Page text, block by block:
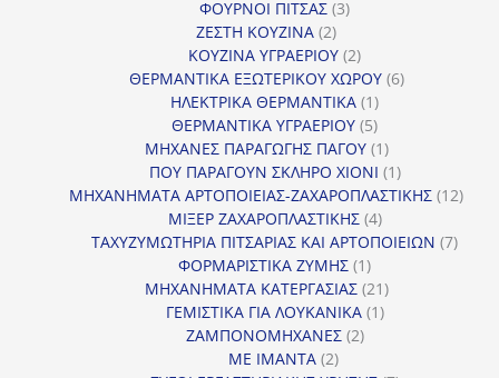
ΦΟΥΡΝΟΙ ΠΙΤΣΑΣ 33
ΖΕΣΤΗ ΚΟΥΖΙΝΑ 22
προϊόντα
ΚΟΥΖΙΝΑ ΥΓΡΑΕΡΙΟΥ 22
προϊόντα
ΘΕΡΜΑΝΤΙΚΑ ΕΞΩΤΕΡΙΚΟΥ ΧΩΡΟΥ 66
ΗΛΕΚΤΡΙΚΑ ΘΕΡΜΑΝΤΙΚΑ 11
προϊόν
ΘΕΡΜΑΝΤΙΚΑ ΥΓΡΑΕΡΙΟΥ 55
προϊόντα
ΜΗΧΑΝΕΣ ΠΑΡΑΓΩΓΗΣ ΠΑΓΟΥ 11
προϊόν
ΠΟΥ ΠΑΡΑΓΟΥΝ ΣΚΛΗΡΟ ΧΙΟΝΙ 11
προϊόν
ΜΗΧΑΝΗΜΑΤΑ ΑΡΤΟΠΟΙΕΙΑΣ-ΖΑΧΑΡΟΠΛΑΣΤΙΚΗΣ 1212
ΜΙΞΕΡ ΖΑΧΑΡΟΠΛΑΣΤΙΚΗΣ 44
προϊόντα
ΤΑΧΥΖΥΜΩΤΗΡΙΑ ΠΙΤΣΑΡΙΑΣ ΚΑΙ ΑΡΤΟΠΟΙΕΙΩΝ 77
ΦΟΡΜΑΡΙΣΤΙΚΑ ΖΥΜΗΣ 11
προϊόν
ΜΗΧΑΝΗΜΑΤΑ ΚΑΤΕΡΓΑΣΙΑΣ 2121
προϊόντα
ΓΕΜΙΣΤΙΚΑ ΓΙΑ ΛΟΥΚΑΝΙΚΑ 11
ΖΑΜΠΟΝΟΜΗΧΑΝΕΣ 22
ΜΕ ΙΜΑΝΤΑ 22